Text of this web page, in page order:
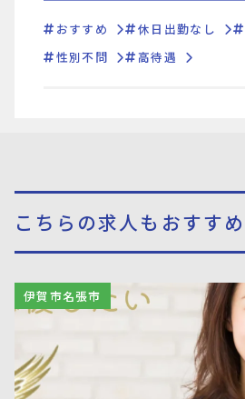
おすすめ 休日出勤なし
性別不問
高待遇
こちらの求人もおすすめ
伊賀市名張市